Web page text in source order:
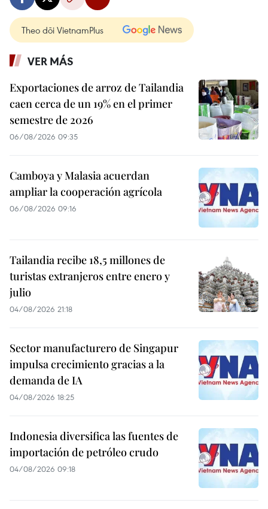
Theo dõi VietnamPlus
VER MÁS
Exportaciones de arroz de Tailandia
caen cerca de un 19% en el primer
semestre de 2026
06/08/2026 09:35
Camboya y Malasia acuerdan
ampliar la cooperación agrícola
06/08/2026 09:16
Tailandia recibe 18,5 millones de
turistas extranjeros entre enero y
julio
04/08/2026 21:18
Sector manufacturero de Singapur
impulsa crecimiento gracias a la
demanda de IA
04/08/2026 18:25
Indonesia diversifica las fuentes de
importación de petróleo crudo
04/08/2026 09:18